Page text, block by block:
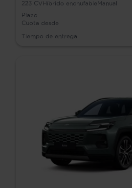
223 CV Híbrido enchufable Manual
Plazo
Cuota desde
Tiempo de entrega